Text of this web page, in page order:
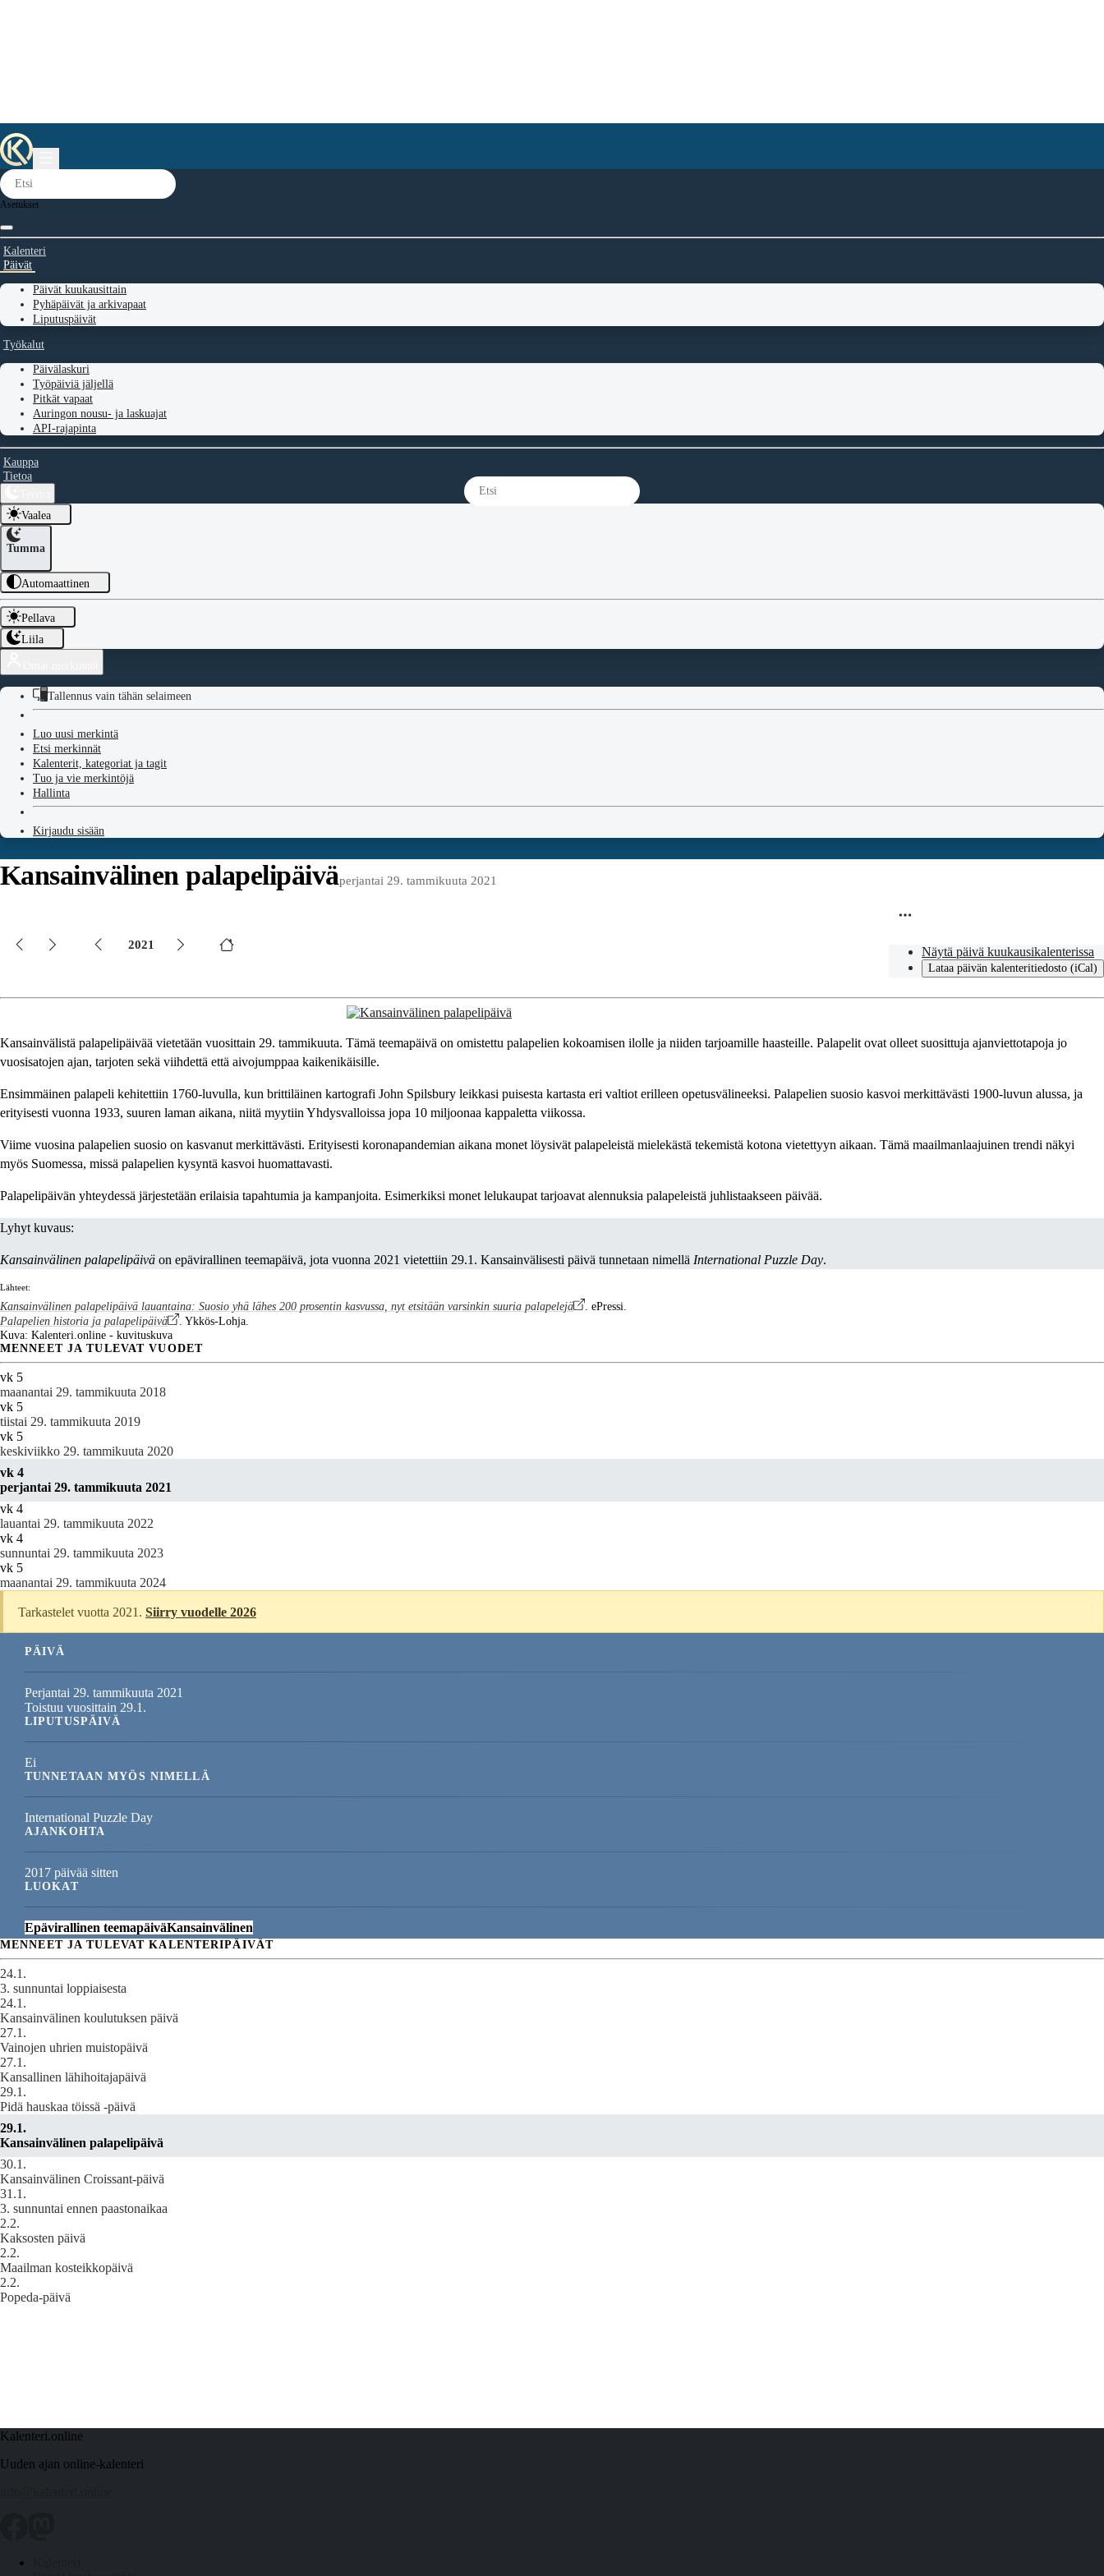
Asetukset
Kalenteri
Päivät
Päivät kuukausittain
Pyhäpäivät ja arkivapaat
Liputuspäivät
Työkalut
Päivälaskuri
Työpäiviä jäljellä
Pitkät vapaat
Auringon nousu- ja laskuajat
API-rajapinta
Kauppa
Tietoa
Vaalea
Tumma
Automaattinen
Pellava
Liila
Tallennus vain tähän selaimeen
Luo uusi merkintä
Etsi merkinnät
Kalenterit, kategoriat ja tagit
Tuo ja vie merkintöjä
Hallinta
Kirjaudu sisään
Kansainvälinen palapelipäiväperjantai 29. tammikuuta 2021
2021
Näytä päivä kuukausikalenterissa
Lataa päivän kalenteritiedosto (iCal)
Kansainvälistä palapelipäivää vietetään vuosittain 29. tammikuuta. Tämä teemapäivä on omistettu palapelien kokoamisen ilolle ja niiden tarjoamille haasteille. Palapelit ovat olleet suosittuja ajanviettotapoja jo
vuosisatojen ajan, tarjoten sekä viihdettä että aivojumppaa kaikenikäisille.
Ensimmäinen palapeli kehitettiin 1760-luvulla, kun brittiläinen kartografi John Spilsbury leikkasi puisesta kartasta eri valtiot erilleen opetusvälineeksi. Palapelien suosio kasvoi merkittävästi 1900-luvun alussa, ja
erityisesti vuonna 1933, suuren laman aikana, niitä myytiin Yhdysvalloissa jopa 10 miljoonaa kappaletta viikossa.
Viime vuosina palapelien suosio on kasvanut merkittävästi. Erityisesti koronapandemian aikana monet löysivät palapeleistä mielekästä tekemistä kotona vietettyyn aikaan. Tämä maailmanlaajuinen trendi näkyi
myös Suomessa, missä palapelien kysyntä kasvoi huomattavasti.
Palapelipäivän yhteydessä järjestetään erilaisia tapahtumia ja kampanjoita. Esimerkiksi monet lelukaupat tarjoavat alennuksia palapeleistä juhlistaakseen päivää.
Lyhyt kuvaus:
Kansainvälinen palapelipäivä on epävirallinen teemapäivä, jota vuonna 2021 vietettiin 29.1. Kansainvälisesti päivä tunnetaan nimellä International Puzzle Day.
Lähteet:
Kansainvälinen palapelipäivä lauantaina: Suosio yhä lähes 200 prosentin kasvussa, nyt etsitään varsinkin suuria palapelejä
. ePressi.
Palapelien historia ja palapelipäivä
. Ykkös-Lohja.
Kuva: Kalenteri.online - kuvituskuva
MENNEET JA TULEVAT VUODET
vk 5
maanantai 29. tammikuuta 2018
vk 5
tiistai 29. tammikuuta 2019
vk 5
keskiviikko 29. tammikuuta 2020
vk 4
perjantai 29. tammikuuta 2021
vk 4
lauantai 29. tammikuuta 2022
vk 4
sunnuntai 29. tammikuuta 2023
vk 5
maanantai 29. tammikuuta 2024
Tarkastelet vuotta 2021.Siirry vuodelle 2026
PÄIVÄ
Perjantai 29. tammikuuta 2021
Toistuu vuosittain 29.1.
LIPUTUSPÄIVÄ
Ei
TUNNETAAN MYÖS NIMELLÄ
International Puzzle Day
AJANKOHTA
2017 päivää sitten
LUOKAT
Epävirallinen teemapäiväKansainvälinen
MENNEET JA TULEVAT KALENTERIPÄIVÄT
24.1.
3. sunnuntai loppiaisesta
24.1.
Kansainvälinen koulutuksen päivä
27.1.
Vainojen uhrien muistopäivä
27.1.
Kansallinen lähihoitajapäivä
29.1.
Pidä hauskaa töissä -päivä
29.1.
Kansainvälinen palapelipäivä
30.1.
Kansainvälinen Croissant-päivä
31.1.
3. sunnuntai ennen paastonaikaa
2.2.
Kaksosten päivä
2.2.
Maailman kosteikkopäivä
2.2.
Popeda‑päivä
Kalenteri.online
Uuden ajan online-kalenteri